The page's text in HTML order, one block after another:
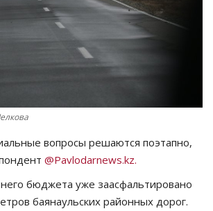
вопросы решаются поэтапно,
@Pavlodarnews.kz.
бюджета уже заасфальтировано
баянаульских районных дорог.